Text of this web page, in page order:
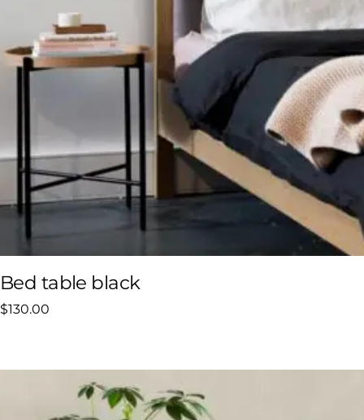
Bed table black
$130.00